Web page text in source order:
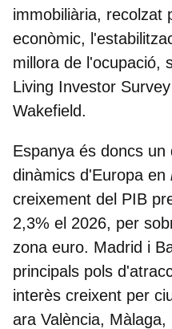
immobiliària, recolzat
econòmic,
millora de l'ocupació,
Living Investor
Wakefield.
Espanya és doncs
dinàmics d'Europa en
creixement del PIB
2,3% el 2026, per
zona euro. Madrid i
principals pols
interès creixent per
ara València,